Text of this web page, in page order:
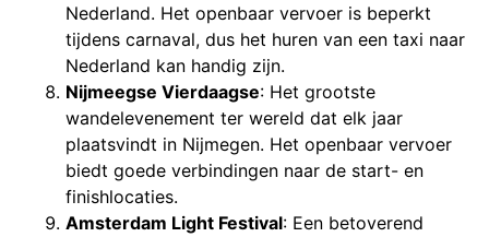
Nederland. Het openbaar vervoer is beperkt
tijdens carnaval, dus het huren van een taxi naar
Nederland kan handig zijn.
Nijmeegse Vierdaagse: Het grootste
wandelevenement ter wereld dat elk jaar
plaatsvindt in Nijmegen. Het openbaar vervoer
biedt goede verbindingen naar de start- en
finishlocaties.
Amsterdam Light Festival: Een betoverend